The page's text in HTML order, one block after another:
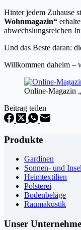
Hinter jedem Zuhause
Wohnmagazin“
abwechslungsreichen
Und das Beste daran:
Willkommen daheim –
Online-Magazin
Beitrag teilen
Produkte
Gardinen
Sonnen- und
Heimtextilien
Polsterei
Bodenbeläge
Raumakustik
Unser